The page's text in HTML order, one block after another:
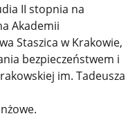
II stopnia na
Akademii
Staszica w Krakowie,
bezpieczeństwem i
im. Tadeusza